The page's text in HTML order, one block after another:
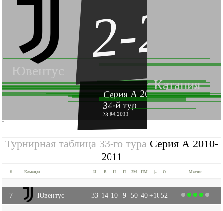
Ювентус
Катания
2-2
Серия А 2010-2011
34-й тур
23.04.2011
''
Турнирная таблица 33-го тура Серия А 2010-
2011
# Команда И В Н П ЗМ ПМ +|- О Матчи
7
Ювентус 33 14 10 9 50 40+10 52